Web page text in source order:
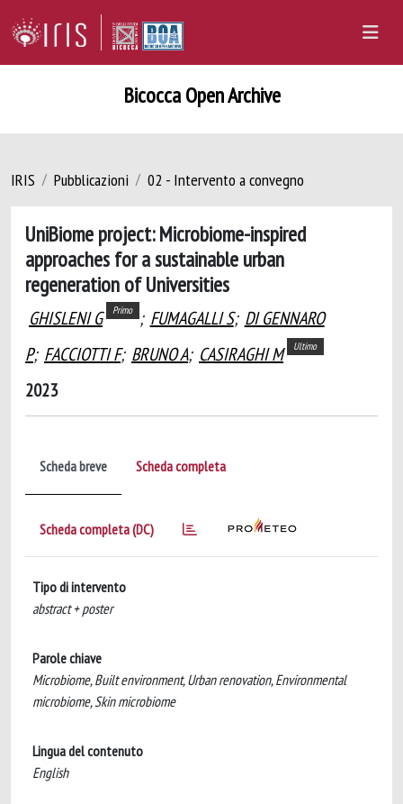
Bicocca Open Archive
IRIS Pubblicazioni 02 - Intervento a convegno
UniBiome project: Microbiome-inspired
approaches for a sustainable urban
regeneration of Universities
GHISLENI G Primo ; FUMAGALLI S; DI GENNARO
P; FACCIOTTI F; BRUNO A; CASIRAGHI M Ultimo
2023
Scheda breve Scheda completa
Scheda completa (DC)
Tipo di intervento
abstract + poster
Parole chiave
Microbiome, Built environment, Urban renovation, Environmental
microbiome, Skin microbiome
Lingua del contenuto
English